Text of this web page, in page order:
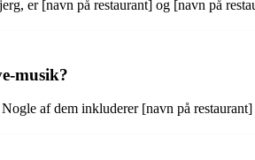
er [navn på restaurant] og [navn på
musik?
af dem inkluderer [navn på